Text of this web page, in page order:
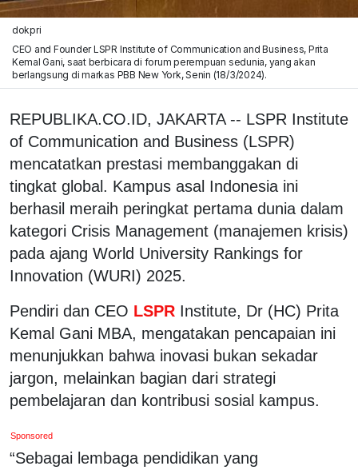
dokpri
CEO and Founder LSPR Institute of Communication and Business, Prita
Kemal Gani, saat berbicara di forum perempuan sedunia, yang akan
berlangsung di markas PBB New York, Senin (18/3/2024).
REPUBLIKA.CO.ID, JAKARTA -- LSPR Institute
of Communication and Business (LSPR)
mencatatkan prestasi membanggakan di
tingkat global. Kampus asal Indonesia ini
berhasil meraih peringkat pertama dunia dalam
kategori Crisis Management (manajemen krisis)
pada ajang World University Rankings for
Innovation (WURI) 2025.
Pendiri dan CEO LSPR Institute, Dr (HC) Prita
Kemal Gani MBA, mengatakan pencapaian ini
menunjukkan bahwa inovasi bukan sekadar
jargon, melainkan bagian dari strategi
pembelajaran dan kontribusi sosial kampus.
Sponsored
“Sebagai lembaga pendidikan yang